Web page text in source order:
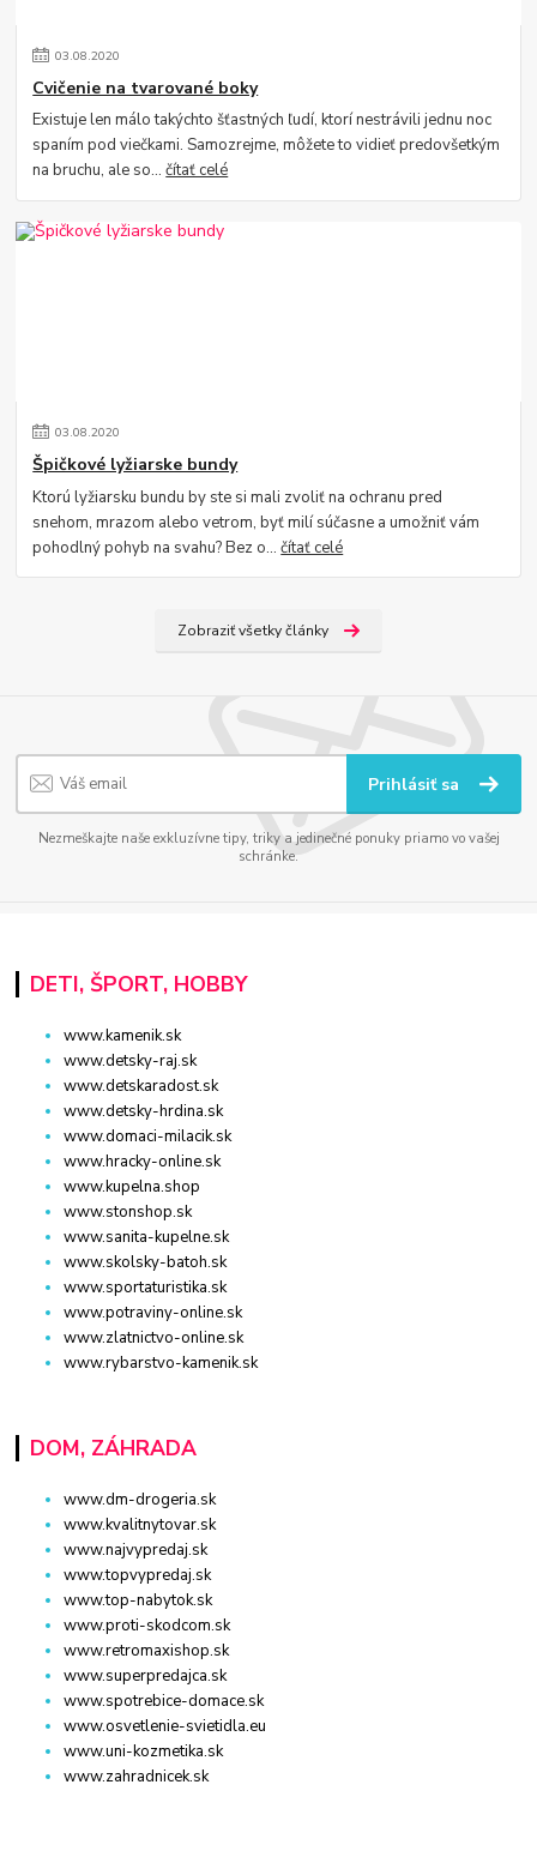
03.08.2020
Cvičenie na tvarované boky
Existuje len málo takýchto šťastných ľudí, ktorí nestrávili jednu noc
spaním pod viečkami. Samozrejme, môžete to vidieť predovšetkým
na bruchu, ale so...čítať celé
03.08.2020
Špičkové lyžiarske bundy
Ktorú lyžiarsku bundu by ste si mali zvoliť na ochranu pred
snehom, mrazom alebo vetrom, byť milí súčasne a umožniť vám
pohodlný pohyb na svahu? Bez o...čítať celé
Zobraziť všetky články
Prihlásiť sa
Nezmeškajte naše exkluzívne tipy, triky a jedinečné ponuky priamo vo vašej
schránke.
DETI, ŠPORT, HOBBY
www.kamenik.sk
www.detsky-raj.sk
www.detskaradost.sk
www.detsky-hrdina.sk
www.domaci-milacik.sk
www.hracky-online.sk
www.kupelna.shop
www.stonshop.sk
www.sanita-kupelne.sk
www.skolsky-batoh.sk
www.sportaturistika.sk
www.potraviny-online.sk
www.zlatnictvo-online.sk
www.rybarstvo-kamenik.sk
DOM, ZÁHRADA
www.dm-drogeria.sk
www.kvalitnytovar.sk
www.najvypredaj.sk
www.topvypredaj.sk
www.top-nabytok.sk
www.proti-skodcom.sk
www.retromaxishop.sk
www.superpredajca.sk
www.spotrebice-domace.sk
www.osvetlenie-svietidla.eu
www.uni-kozmetika.sk
www.zahradnicek.sk